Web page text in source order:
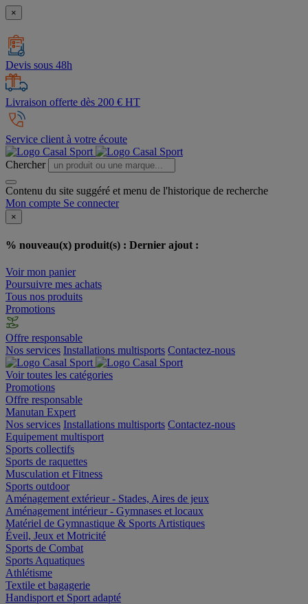
×
Devis sous 48h
Livraison offerte dès 200 € HT
Service client à votre écoute
Chercher
Contenu du site suggéré et menu de l'historique de recherche
Mon compte Se connecter
×
% nouveau(x) produit(s) : Dernier ajout :
Voir mon panier
Poursuivre mes achats
Tous nos produits
Promotions
Offre responsable
Nos services Installations multisports Contactez-nous
Voir toutes les catégories
Promotions
Offre responsable
Manutan Expert
Nos services Installations multisports Contactez-nous
Equipement multisport
Sports collectifs
Sports de raquettes
Musculation et Fitness
Sports outdoor
Aménagement extérieur - Stades, Aires de jeux
Aménagement intérieur - Gymnases et locaux
Matériel de Gymnastique & Sports Artistiques
Éveil, Jeux et Motricité
Sports de Combat
Sports Aquatiques
Athlétisme
Textile et bagagerie
Handisport et Sport adapté